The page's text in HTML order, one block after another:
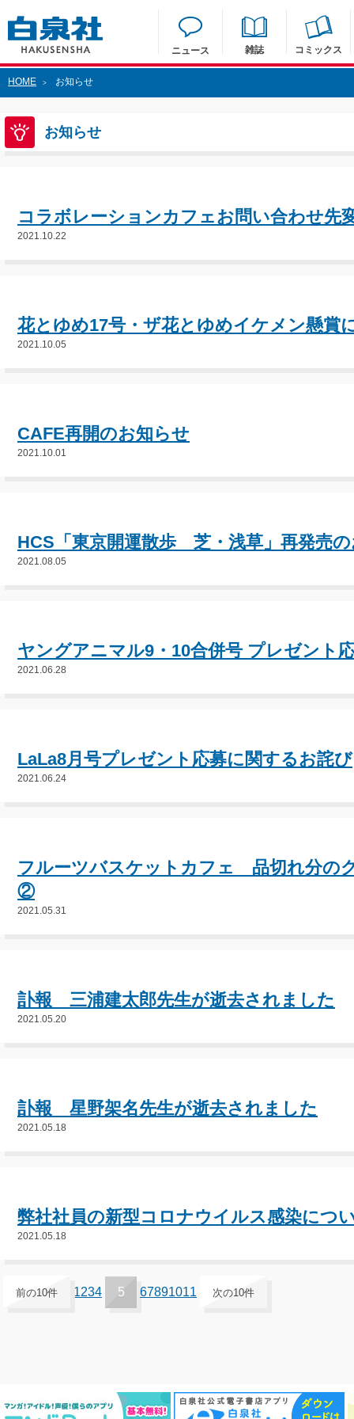
ニュース 雑誌 コミックス
HOME > お知らせ
お知らせ
コラボレーションカフェお問い合わせ先
2021.10.22
花とゆめ17号・ザ花とゆめイケメン懸賞
2021.10.05
CAFE再開のお知らせ
2021.10.01
HCS「東京開運散歩 芝・浅草」再発売
2021.08.05
ヤングアニマル9・10合併号 プレゼント
2021.06.28
LaLa8月号プレゼント応募に関するお詫び
2021.06.24
フルーツバスケットカフェ 品切れ分の
②
2021.05.31
訃報 三浦建太郎先生が逝去されました
2021.05.20
訃報 星野架名先生が逝去されました
2021.05.18
弊社社員の新型コロナウイルス感染につ
2021.05.18
前の10件 1234 5 67891011 次の10件